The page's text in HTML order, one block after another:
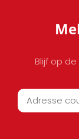
Blijf op